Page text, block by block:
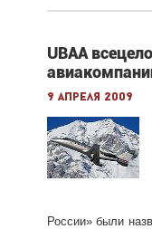
UBAA
9 апреля 2009
России» были